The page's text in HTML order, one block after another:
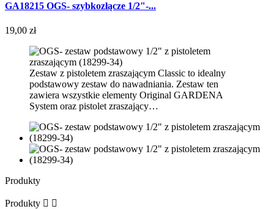
GA18215 OGS- szybkozłącze 1/2"-...
19,00 zł
Zestaw z pistoletem zraszającym Classic to idealny
podstawowy zestaw do nawadniania. Zestaw ten
zawiera wszystkie elementy Original GARDENA
System oraz pistolet zraszający…
Produkty
Produkty  